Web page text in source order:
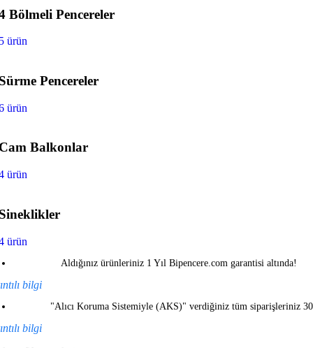
Bölmeli Pencereler
ürün
Pencereler
ürün
Balkonlar
ürün
ürün
Aldığınız ürünleriniz 1 Yıl Bipencere.com garantisi altında!
bilgi
"Alıcı Koruma Sistemiyle (AKS)" verdiğiniz tüm siparişleriniz
bilgi